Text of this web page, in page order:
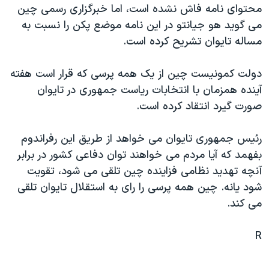
فرهنگ و زندگی
حقوق شهروندی
علم و فناوری
اسرائیل در جنگ
آرشیو پخش زنده
مستندها
انتخابات ریاست جمهوری آمریکا ۲۰۲۴
حمله جمهوری اسلامی به اسرائیل
رمز مهسا
ورزش زنان در ایران
مجموعه مستندهای دادخواهی
تریبونال مردمی آبان ۹۸
دادگاه حمید نوری
چهل سال گروگان‌گیری
دنبال کنید
زبانهای مختلف
محتوای نامه فاش نشده است، اما خبرگزاری رسمی چين
می گويد هو جيانتو در اين نامه موضع پکن را نسبت به
مساله تايوان تشريح کرده است.
دولت کمونيست چين از يک همه پرسی که قرار است هفته
آينده همزمان با انتخابات رياست جمهوری در تايوان
صورت گيرد انتقاد کرده است.
رئيس جمهوری تايوان می خواهد از طريق اين رفراندوم
بفهمد که آيا مردم می خواهند توان دفاعی کشور در برابر
آنچه تهديد نظامی فزاينده چين تلقی می شود، تقويت
شود يانه. چين همه پرسی را رای به استقلال تايوان تلقی
می کند.
R